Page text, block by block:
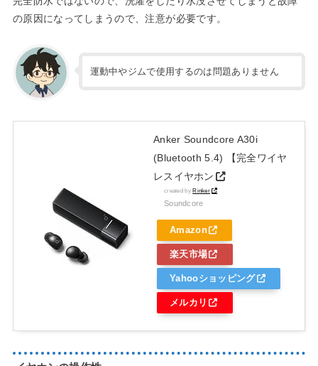
の原因になってしまうので、注意が必要です。
運動中やジムで使用するのは問題ありません
Anker Soundcore A30i
(Bluetooth 5.4) 【完全ワイヤ
レスイヤホン
created byRinker
Soundcore
Amazon
楽天市場
Yahooショッピング
メルカリ